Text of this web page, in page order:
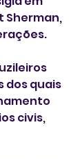
Sherman,
dos quais
civis,